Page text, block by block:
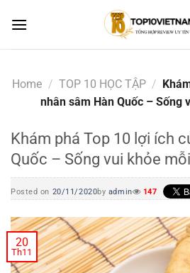
Home / TOP 10 HỌC TẬP /
nhân sâm Hàn Quốc – Sống
Khám phá Top 10 lợi ích
Quốc – Sống vui khỏe
Posted on 20/11/2020by admin 147
20
Th11